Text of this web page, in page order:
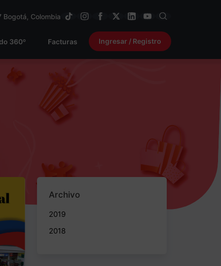
Bogotá, Colombia
360º Facturas Ingresar / Registro
Archivo
2019
2018